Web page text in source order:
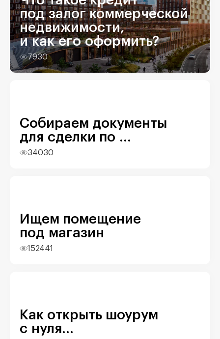
под залог коммерческой
недвижимости,
и как его оформить?
7930
Собираем документы
для сделки по ...
34030
Ищем помещение
под магазин
152441
Как открыть шоурум
с нуля...